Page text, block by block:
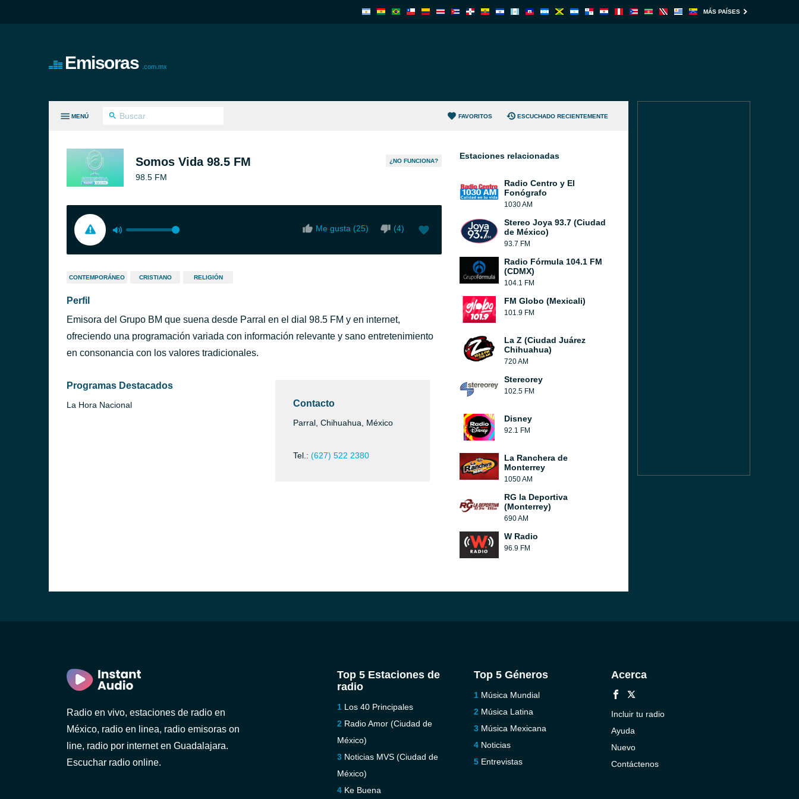
MÁS PAÍSES
Emisoras .com.mx
MENÚ FAVORITOS ESCUCHADO RECIENTEMENTE
Somos Vida 98.5 FM
98.5 FM
¿NO FUNCIONA?
Me gusta (25) (4)
CONTEMPORÁNEO CRISTIANO RELIGIÓN
Perfil
Emisora del Grupo BM que suena desde Parral en el dial 98.5 FM y en internet,
ofreciendo una programación variada con información relevante y sano entretenimiento
en consonancia con los valores tradicionales.
Programas Destacados
La Hora Nacional Contacto
Parral, Chihuahua, México
Tel.: (627) 522 2380
Estaciones relacionadas
Radio Centro y El
Fonógrafo
1030 AM
Stereo Joya 93.7 (Ciudad
de México)
93.7 FM
Radio Fórmula 104.1 FM
(CDMX)
104.1 FM
FM Globo (Mexicali)
101.9 FM
La Z (Ciudad Juárez
Chihuahua)
720 AM
Stereorey
102.5 FM
Disney
92.1 FM
La Ranchera de
Monterrey
1050 AM
RG la Deportiva
(Monterrey)
690 AM
W Radio
96.9 FM
Radio en vivo, estaciones de radio en
México, radio en linea, radio emisoras on
line, radio por internet en Guadalajara.
Escuchar radio online.
Top 5 Estaciones de
radio
Los 40 Principales
Radio Amor (Ciudad de
México)
Noticias MVS (Ciudad de
México)
Ke Buena
Top 5 Géneros
Música Mundial
Música Latina
Música Mexicana
Noticias
Entrevistas
Acerca
Incluir tu radio
Ayuda
Nuevo
Contáctenos